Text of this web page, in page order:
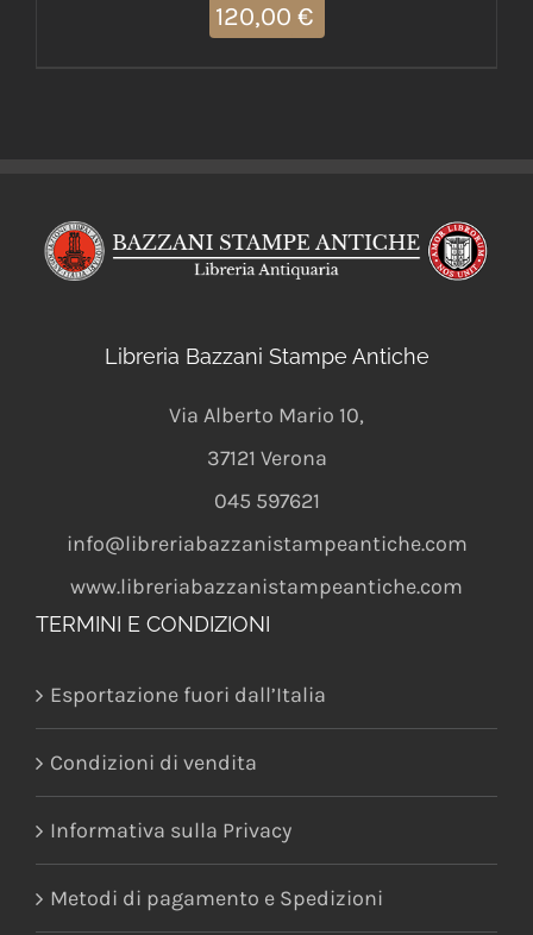
120,00 €
Libreria Bazzani Stampe Antiche
Via Alberto Mario 10,
37121 Verona
045 597621
info@libreriabazzanistampeantiche.com
www.libreriabazzanistampeantiche.com
TERMINI E CONDIZIONI
Esportazione fuori dall’Italia
Condizioni di vendita
Informativa sulla Privacy
Metodi di pagamento e Spedizioni